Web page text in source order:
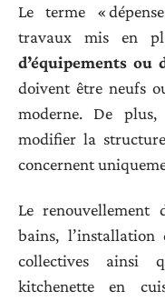
Le terme «
travaux mis en
d’équipements ou
doivent être neufs
moderne. De
modifier la
concernent
Le renouvellement
bains, l’installation
collectives ainsi
kitchenette en